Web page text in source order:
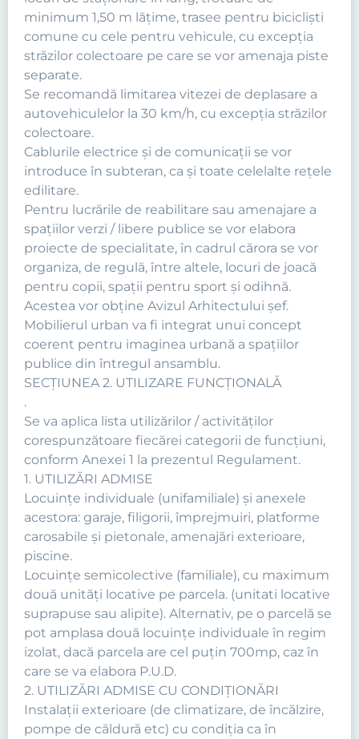
minimum 1,50 m lăţime, trasee pentru biciclişti
comune cu cele pentru vehicule, cu excepţia
străzilor colectoare pe care se vor amenaja piste
separate.
Se recomandă limitarea vitezei de deplasare a
autovehiculelor la 30 km/h, cu excepţia străzilor
colectoare.
Cablurile electrice şi de comunicaţii se vor
introduce în subteran, ca şi toate celelalte reţele
edilitare.
Pentru lucrările de reabilitare sau amenajare a
spaţiilor verzi / libere publice se vor elabora
proiecte de specialitate, în cadrul cărora se vor
organiza, de regulă, între altele, locuri de joacă
pentru copii, spaţii pentru sport şi odihnă.
Acestea vor obține Avizul Arhitectului șef.
Mobilierul urban va fi integrat unui concept
coerent pentru imaginea urbană a spaţiilor
publice din întregul ansamblu.
SECŢIUNEA 2. UTILIZARE FUNCŢIONALĂ
.
Se va aplica lista utilizărilor / activităţilor
corespunzătoare fiecărei categorii de funcţiuni,
conform Anexei 1 la prezentul Regulament.
1. UTILIZĂRI ADMISE
Locuinţe individuale (unifamiliale) şi anexele
acestora: garaje, filigorii, împrejmuiri, platforme
carosabile şi pietonale, amenajări exterioare,
piscine.
Locuinţe semicolective (familiale), cu maximum
două unităţi locative pe parcela. (unitati locative
suprapuse sau alipite). Alternativ, pe o parcelă se
pot amplasa două locuințe individuale în regim
izolat, dacă parcela are cel puțin 700mp, caz în
care se va elabora P.U.D.
2. UTILIZĂRI ADMISE CU CONDIŢIONĂRI
Instalaţii exterioare (de climatizare, de încălzire,
pompe de căldură etc) cu condiţia ca în